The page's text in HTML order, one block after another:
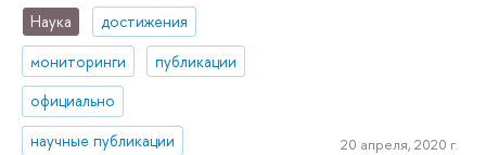
Наука
достижения
мониторинги
публикации
официально
научные публикации
20 апреля, 2020 г.